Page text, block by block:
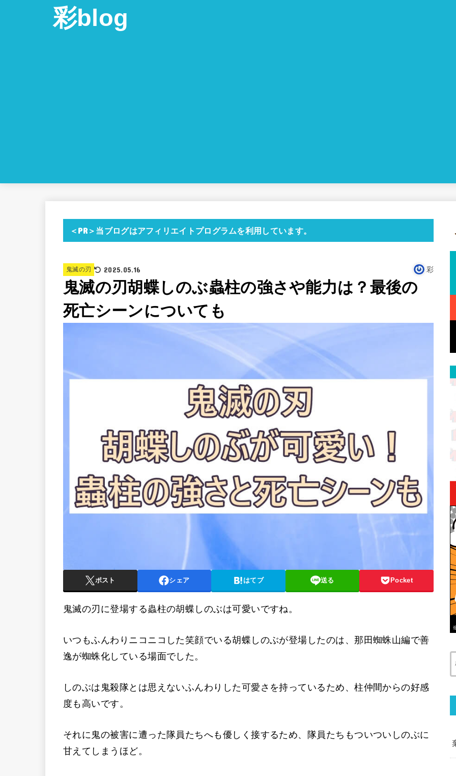
彩blog
＜PR＞当ブログはアフィリエイトプログラムを利用しています。
鬼滅の刃 2025.05.16 彩
鬼滅の刃胡蝶しのぶ蟲柱の強さや能力は？最後の
死亡シーンについても
ポスト シェア はてブ 送る Pocket
鬼滅の刃に登場する蟲柱の胡蝶しのぶは可愛いですね。
いつもふんわりニコニコした笑顔でいる胡蝶しのぶが登場したのは、那田蜘蛛山編で善
逸が蜘蛛化している場面でした。
しのぶは鬼殺隊とは思えないふんわりした可愛さを持っているため、柱仲間からの好感
度も高いです。
それに鬼の被害に遭った隊員たちへも優しく接するため、隊員たちもついついしのぶに
甘えてしまうほど。